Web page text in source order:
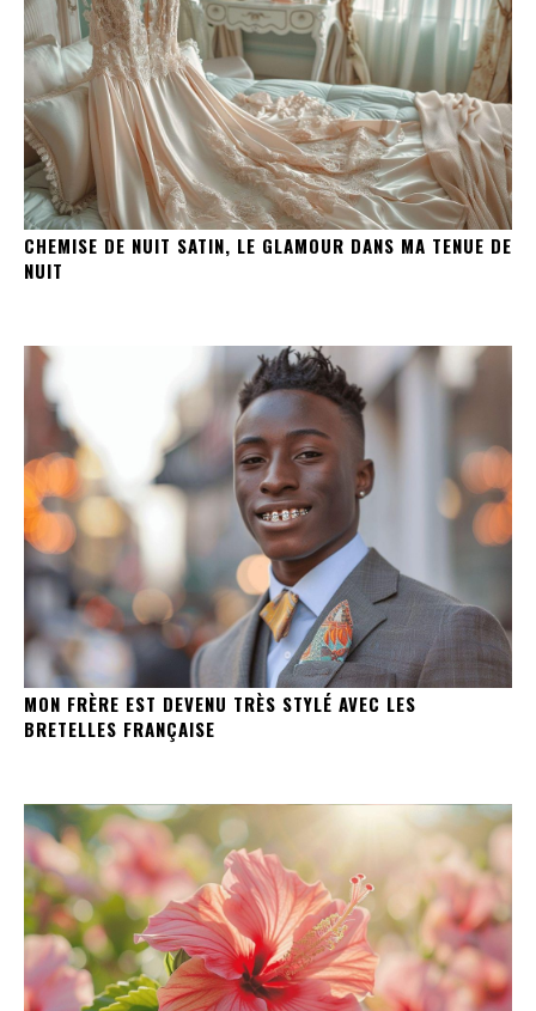
CHEMISE DE NUIT SATIN, LE GLAMOUR DANS MA TENUE DE
NUIT
MON FRÈRE EST DEVENU TRÈS STYLÉ AVEC LES
BRETELLES FRANÇAISE